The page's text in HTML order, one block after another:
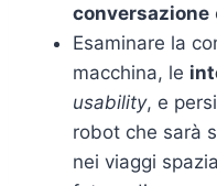
conversazione
Esaminare la
macchina, le
usability, e
robot che sarà
nei viaggi